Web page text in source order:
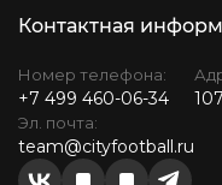
Контактная
Номер телефона:
+7 499 460-06-34
Эл. почта:
team@cityfootball.ru